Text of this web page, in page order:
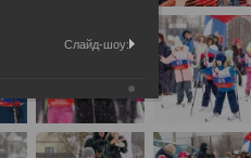
Слайд-шоу: